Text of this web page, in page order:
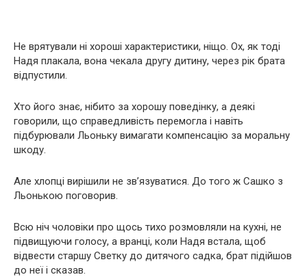
Не врятували ні хороші характеристики, ніщо. Ох, як тоді
Надя плакала, вона чекала другу дитину, через рік брата
відпустили.
Хто його знає, нібито за хорошу поведінку, а деякі
говорили, що справедливість перемогла і навіть
підбурювали Льоньку вимагати компенсацію за моральну
шкоду.
Але хлопці вирішили не зв’язуватися. До того ж Сашко з
Льонькою поговорив.
Всю ніч чоловіки про щось тихо розмовляли на кухні, не
підвищуючи голосу, а вранці, коли Надя встала, щоб
відвести старшу Светку до дитячого садка, брат підійшов
до неї і сказав.